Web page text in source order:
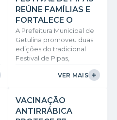
REÚNE FAMÍLIAS E
FORTALECE O
LAZER EM GETULINA
E MACUCOS
A Prefeitura Municipal de
Getulina promoveu duas
edições do tradicional
Festival de Pipas,
momentos de lazer,
crianças, jovens e famílias
do município. A primeira
edição foi realizada no dia
VER MAIS
VACINAÇÃO
ANTIRRÁBICA